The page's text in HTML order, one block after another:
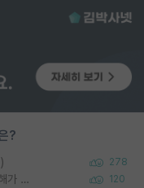
?
278
대학원생들 교수에게 가스라이팅 당한 것은 이해가 갑니다. 안타깝네요. 120